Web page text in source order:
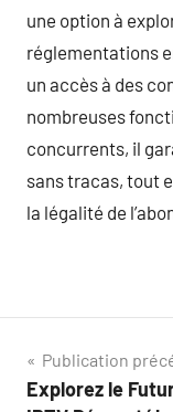
une option à
réglementations
un accès à des
nombreuses
concurrents, il
sans tracas, tout
la légalité de
Publication
Explorez le